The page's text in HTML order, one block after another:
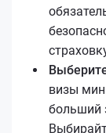
визы
больший